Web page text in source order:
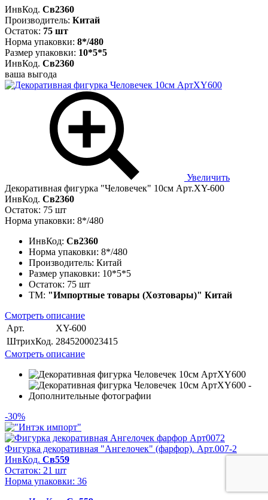
ИнвКод. Св2360
Производитель: Китай
Остаток: 75 шт
Норма упаковки: 8*/480
Размер упаковки: 10*5*5
ИнвКод. Св2360
ваша выгода
Увеличить
Декоративная фигурка "Человечек" 10см Арт.XY-600
ИнвКод. Св2360
Остаток: 75 шт
Норма упаковки: 8*/480
ИнвКод: Св2360
Норма упаковки: 8*/480
Производитель: Китай
Размер упаковки: 10*5*5
Остаток: 75 шт
ТМ: "Импортные товары (Хозтовары)" Китай
Смотреть описание
Арт.
XY-600
ШтрихКод. 2845200023415
Смотреть описание
-30%
Фигурка декоративная "Ангелочек" (фарфор). Арт.007-2
ИнвКод. Св559
Остаток: 21 шт
Норма упаковки: 36